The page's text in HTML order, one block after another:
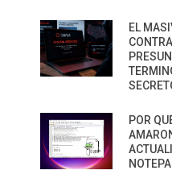
EL
POR